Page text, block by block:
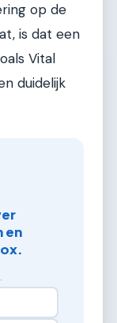
op de
is dat een
Vital
duidelijk
en